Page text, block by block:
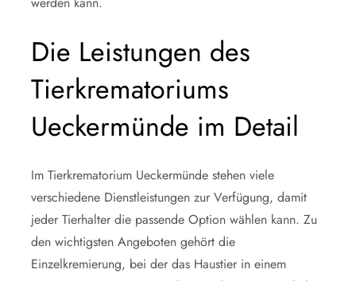
Die Leistungen des
Tierkrematoriums
Ueckermünde im Detail
Im Tierkrematorium Ueckermünde stehen viele
verschiedene Dienstleistungen zur Verfügung, damit
jeder Tierhalter die passende Option wählen kann. Zu
den wichtigsten Angeboten gehört die
Einzelkremierung, bei der das Haustier in einem